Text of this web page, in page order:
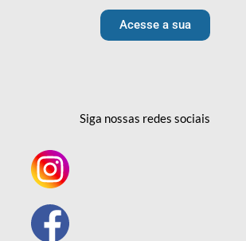
Acesse a sua
Siga nossas redessociais